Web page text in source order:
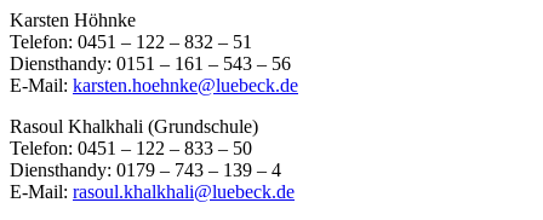
Karsten Höhnke
Telefon: 0451 – 122 – 832 – 51
Diensthandy: 0151 – 161 – 543 – 56
E-Mail: karsten.hoehnke@luebeck.de
Rasoul Khalkhali (Grundschule)
Telefon: 0451 – 122 – 833 – 50
Diensthandy: 0179 – 743 – 139 – 4
E-Mail: rasoul.khalkhali@luebeck.de